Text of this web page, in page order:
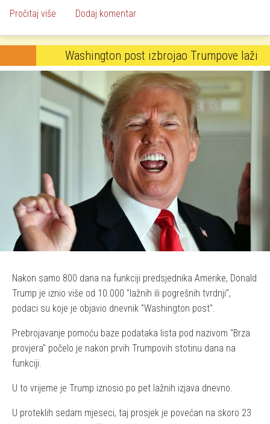
Pročitaj više o Pet velikih banaka kažnjeno zbog manipulacija
Dodaj komentar
Washington post izbrojao Trumpove laži
Nakon samo 800 dana na funkciji predsjednika Amerike, Donald
Trump je iznio više od 10.000 "lažnih ili pogrešnih tvrdnji",
podaci su koje je objavio dnevnik "Washington post".
Prebrojavanje pomoću baze podataka lista pod nazivom "Brza
provjera" počelo je nakon prvih Trumpovih stotinu dana na
funkciji.
U to vrijeme je Trump iznosio po pet lažnih izjava dnevno.
U proteklih sedam mjeseci, taj prosjek je povećan na skoro 23